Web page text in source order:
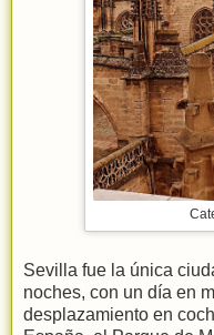
Sevilla fue la única
noches, con un día en
desplazamiento en